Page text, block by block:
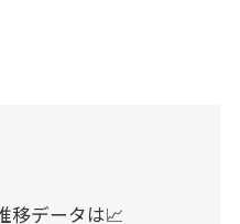
移データは📈